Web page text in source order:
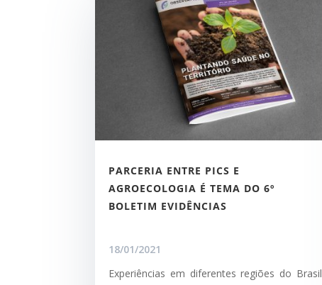
PARCERIA ENTRE PICS E
AGROECOLOGIA É TEMA DO 6º
BOLETIM EVIDÊNCIAS
18/01/2021
Experiências em diferentes regiões do Brasil